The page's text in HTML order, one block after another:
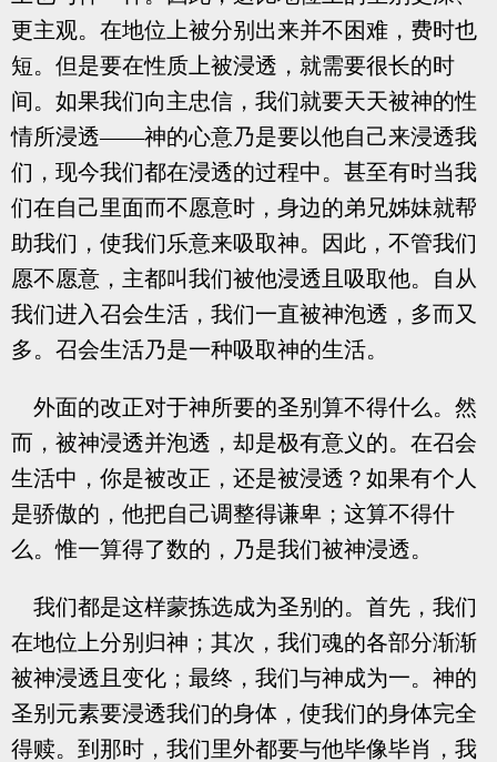
更主观。在地位上被分别出来并不困难，费时也
短。但是要在性质上被浸透，就需要很长的时
间。如果我们向主忠信，我们就要天天被神的性
情所浸透——神的心意乃是要以他自己来浸透我
们，现今我们都在浸透的过程中。甚至有时当我
们在自己里面而不愿意时，身边的弟兄姊妹就帮
助我们，使我们乐意来吸取神。因此，不管我们
愿不愿意，主都叫我们被他浸透且吸取他。自从
我们进入召会生活，我们一直被神泡透，多而又
多。召会生活乃是一种吸取神的生活。
外面的改正对于神所要的圣别算不得什么。然
而，被神浸透并泡透，却是极有意义的。在召会
生活中，你是被改正，还是被浸透？如果有个人
是骄傲的，他把自己调整得谦卑；这算不得什
么。惟一算得了数的，乃是我们被神浸透。
我们都是这样蒙拣选成为圣别的。首先，我们
在地位上分别归神；其次，我们魂的各部分渐渐
被神浸透且变化；最终，我们与神成为一。神的
圣别元素要浸透我们的身体，使我们的身体完全
得赎。到那时，我们里外都要与他毕像毕肖，我